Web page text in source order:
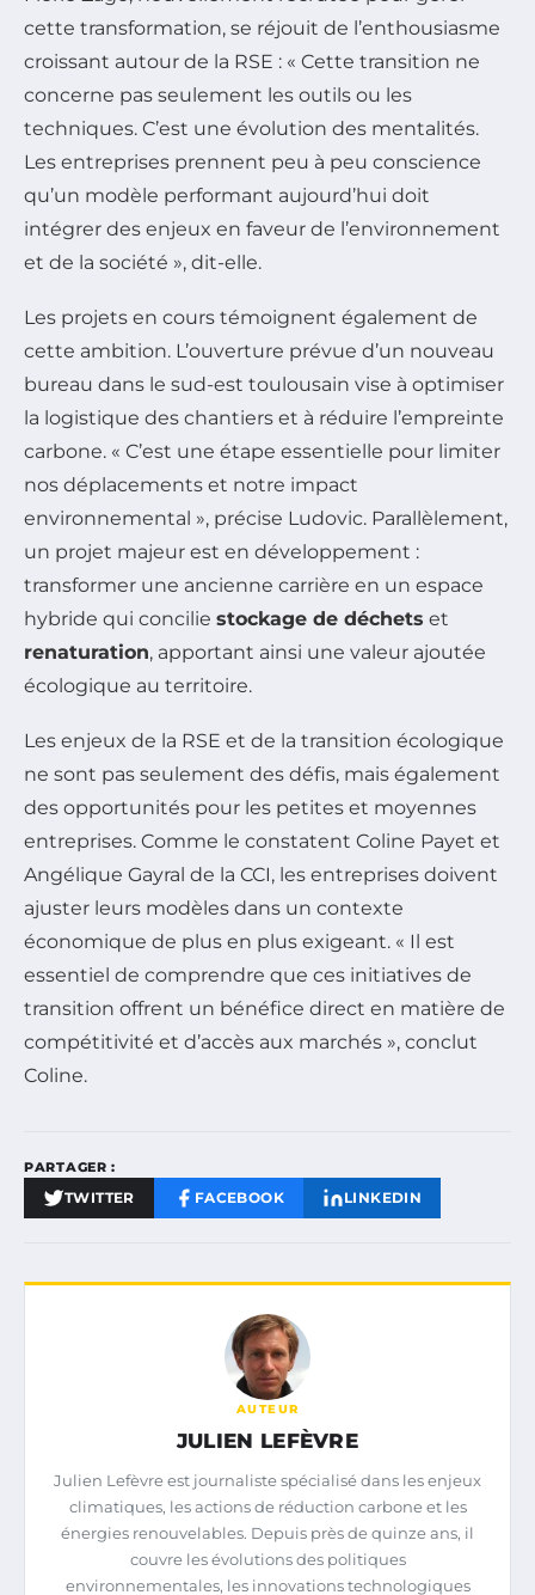
cette transformation, se réjouit de l’enthousiasme
croissant autour de la RSE : « Cette transition ne
concerne pas seulement les outils ou les
techniques. C’est une évolution des mentalités.
Les entreprises prennent peu à peu conscience
qu’un modèle performant aujourd’hui doit
intégrer des enjeux en faveur de l’environnement
et de la société », dit-elle.
Les projets en cours témoignent également de
cette ambition. L’ouverture prévue d’un nouveau
bureau dans le sud-est toulousain vise à optimiser
la logistique des chantiers et à réduire l’empreinte
carbone. « C’est une étape essentielle pour limiter
nos déplacements et notre impact
environnemental », précise Ludovic. Parallèlement,
un projet majeur est en développement :
transformer une ancienne carrière en un espace
hybride qui concilie stockage de déchets et
renaturation, apportant ainsi une valeur ajoutée
écologique au territoire.
Les enjeux de la RSE et de la transition écologique
ne sont pas seulement des défis, mais également
des opportunités pour les petites et moyennes
entreprises. Comme le constatent Coline Payet et
Angélique Gayral de la CCI, les entreprises doivent
ajuster leurs modèles dans un contexte
économique de plus en plus exigeant. « Il est
essentiel de comprendre que ces initiatives de
transition offrent un bénéfice direct en matière de
compétitivité et d’accès aux marchés », conclut
Coline.
PARTAGER :
TWITTER FACEBOOK LINKEDIN
AUTEUR
JULIEN LEFÈVRE
Julien Lefèvre est journaliste spécialisé dans les enjeux
climatiques, les actions de réduction carbone et les
énergies renouvelables. Depuis près de quinze ans, il
couvre les évolutions des politiques
environnementales, les innovations technologiques